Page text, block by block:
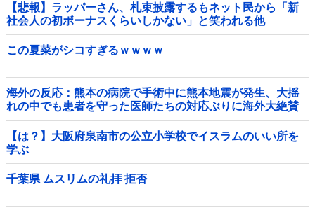
【悲報】ラッパーさん、札束披露するもネット民から「新
社会人の初ボーナスくらいしかない」と笑われる他
この夏菜がシコすぎるｗｗｗｗ
海外の反応：熊本の病院で手術中に熊本地震が発生、大揺
れの中でも患者を守った医師たちの対応ぶりに海外大絶賛
【は？】大阪府泉南市の公立小学校でイスラムのいい所を
学ぶ
千葉県 ムスリムの礼拝 拒否